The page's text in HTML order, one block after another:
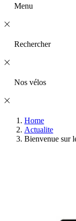
Menu
Rechercher
Nos vélos
Home
Actualite
Bienvenue sur